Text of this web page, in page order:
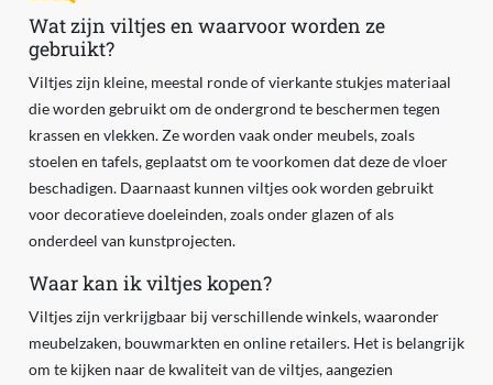
Wat zijn viltjes en waarvoor worden ze
gebruikt?
Viltjes zijn kleine, meestal ronde of vierkante stukjes materiaal
die worden gebruikt om de ondergrond te beschermen tegen
krassen en vlekken. Ze worden vaak onder meubels, zoals
stoelen en tafels, geplaatst om te voorkomen dat deze de vloer
beschadigen. Daarnaast kunnen viltjes ook worden gebruikt
voor decoratieve doeleinden, zoals onder glazen of als
onderdeel van kunstprojecten.
Waar kan ik viltjes kopen?
Viltjes zijn verkrijgbaar bij verschillende winkels, waaronder
meubelzaken, bouwmarkten en online retailers. Het is belangrijk
om te kijken naar de kwaliteit van de viltjes, aangezien